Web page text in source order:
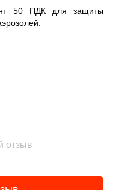
50 ПДК для защиты
отзыв